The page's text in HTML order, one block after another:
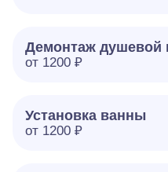
Демонтаж душевой
от 1200 ₽
Установка ванны
от 1200 ₽